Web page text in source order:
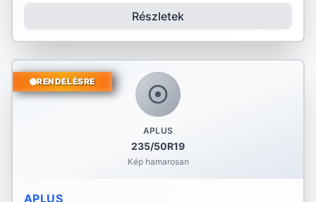
Részletek
APLUS
235/50R19
Kép hamarosan
RENDELÉSRE
APLUS